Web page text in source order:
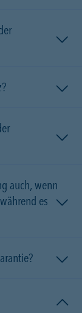
auch, wenn
es